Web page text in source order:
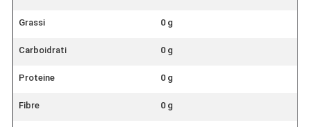
Grassi 0 g
Carboidrati 0 g
Proteine 0 g
Fibre 0 g